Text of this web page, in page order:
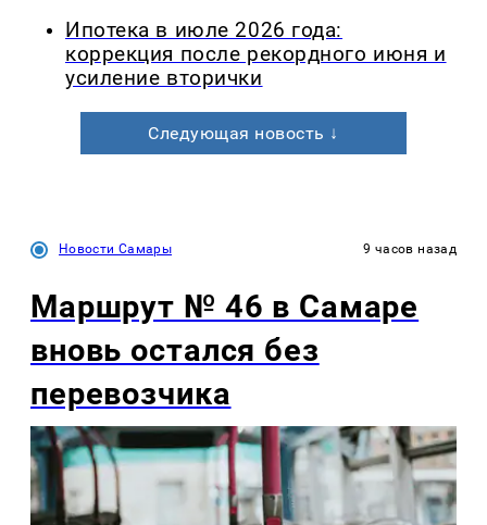
Ипотека в июле 2026 года:
коррекция после рекордного июня и
усиление вторички
Следующая новость ↓
Новости Самары 9 часов назад
Маршрут № 46 в Самаре
вновь остался без
перевозчика